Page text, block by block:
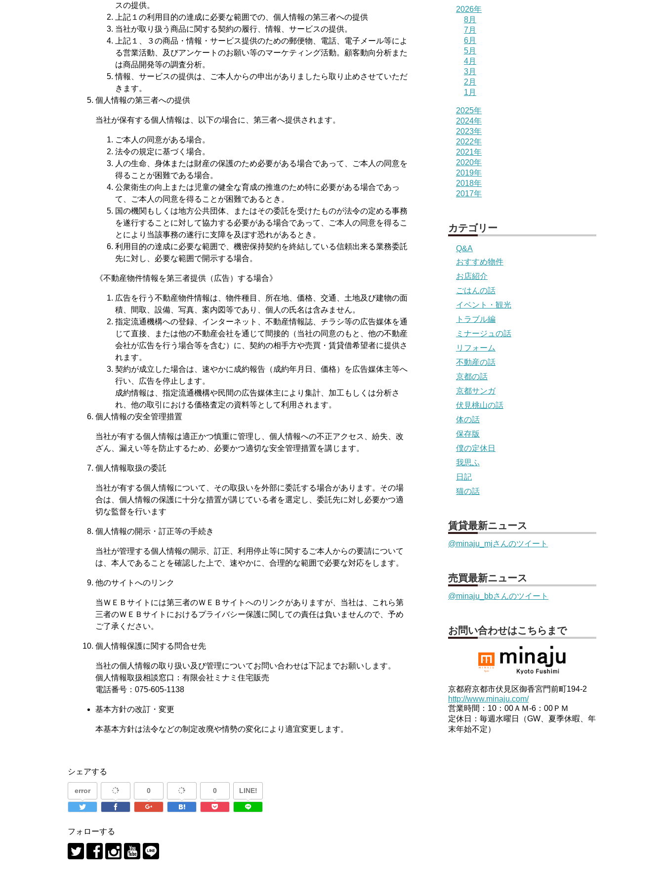
スの提供。
上記１の利用目的の達成に必要な範囲での、個人情報の第三者への提供
当社が取り扱う商品に関する契約の履行、情報、サービスの提供。
上記１、３の商品・情報・サービス提供のための郵便物、電話、電子メール等によ
る営業活動、及びアンケートのお願い等のマーケティング活動。顧客動向分析また
は商品開発等の調査分析。
情報、サービスの提供は、ご本人からの申出がありましたら取り止めさせていただ
きます。
個人情報の第三者への提供
当社が保有する個人情報は、以下の場合に、第三者へ提供されます。
ご本人の同意がある場合。
法令の規定に基づく場合。
人の生命、身体または財産の保護のため必要がある場合であって、ご本人の同意を
得ることが困難である場合。
公衆衛生の向上または児童の健全な育成の推進のため特に必要がある場合であっ
て、ご本人の同意を得ることが困難であるとき。
国の機関もしくは地方公共団体、またはその委託を受けたものが法令の定める事務
を遂行することに対して協力する必要がある場合であって、ご本人の同意を得るこ
とにより当該事務の遂行に支障を及ぼす恐れがあるとき。
利用目的の達成に必要な範囲で、機密保持契約を終結している信頼出来る業務委託
先に対し、必要な範囲で開示する場合。
《不動産物件情報を第三者提供（広告）する場合》
広告を行う不動産物件情報は、物件種目、所在地、価格、交通、土地及び建物の面
積、間取、設備、写真、案内図等であり、個人の氏名は含みません。
指定流通機構への登録、インターネット、不動産情報誌、チラシ等の広告媒体を通
じて直接、または他の不動産会社を通じて間接的（当社の同意のもと、他の不動産
会社が広告を行う場合等を含む）に、契約の相手方や売買・賃貸借希望者に提供さ
れます。
契約が成立した場合は、速やかに成約報告（成約年月日、価格）を広告媒体主等へ
行い、広告を停止します。
成約情報は、指定流通機構や民間の広告媒体主により集計、加工もしくは分析さ
れ、他の取引における価格査定の資料等として利用されます。
個人情報の安全管理措置
当社が有する個人情報は適正かつ慎重に管理し、個人情報への不正アクセス、紛失、改
ざん、漏えい等を防止するため、必要かつ適切な安全管理措置を講じます。
個人情報取扱の委託
当社が有する個人情報について、その取扱いを外部に委託する場合があります。その場
合は、個人情報の保護に十分な措置が講じている者を選定し、委託先に対し必要かつ適
切な監督を行います
個人情報の開示・訂正等の手続き
当社が管理する個人情報の開示、訂正、利用停止等に関するご本人からの要請について
は、本人であることを確認した上で、速やかに、合理的な範囲で必要な対応をします。
他のサイトへのリンク
当ＷＥＢサイトには第三者のＷＥＢサイトへのリンクがありますが、当社は、これら第
三者のＷＥＢサイトにおけるプライバシー保護に関しての責任は負いませんので、予め
ご了承ください。
個人情報保護に関する問合せ先
当社の個人情報の取り扱い及び管理についてお問い合わせは下記までお願いします。
個人情報取扱相談窓口：有限会社ミナミ住宅販売
電話番号：075-605-1138
基本方針の改訂・変更
本基本方針は法令などの制定改廃や情勢の変化により適宜変更します。
シェアする
error 0 0 LINE!
フォローする
2026年
8月
7月
6月
5月
4月
3月
2月
1月
2025年
2024年
2023年
2022年
2021年
2020年
2019年
2018年
2017年
カテゴリー
Q&A
おすすめ物件
お店紹介
ごはんの話
イベント・観光
トラブル編
ミナージュの話
リフォーム
不動産の話
京都の話
京都サンガ
伏見桃山の話
体の話
保存版
僕の定休日
我思ふ
日記
猫の話
賃貸最新ニュース
@minaju_mjさんのツイート
売買最新ニュース
@minaju_bbさんのツイート
お問い合わせはこちらまで
京都府京都市伏見区御香宮門前町194-2
http://www.minaju.com/
営業時間：10：00ＡＭ-6：00ＰＭ
定休日：毎週水曜日（GW、夏季休暇、年
末年始不定）